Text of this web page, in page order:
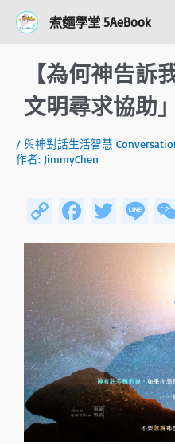
煮麵學堂 5AeBook
【為何神告訴
文明尋求協助」
/ 與神對話生活智慧
作者: JimmyChen
C
o
py
Li
n
k
Fa
ce
b
o
ok
T
wi
tt
er
Li
n
e
navigation